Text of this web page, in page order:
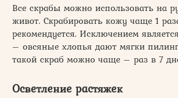
Все скрабы можно использовать на
живот. Скрабировать кожу чаще 1
рекомендуется. Исключением
– овсяные хлопья дают мягки
такой скраб можно чаще – раз в 7
Осветление растяжек